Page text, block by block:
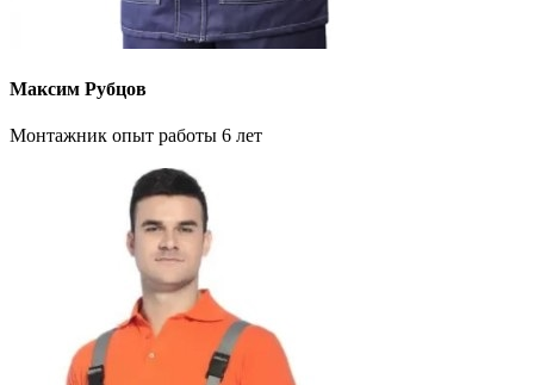
Максим Рубцов
Монтажник опыт работы 6 лет